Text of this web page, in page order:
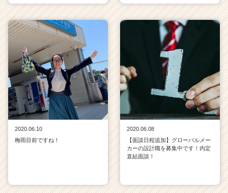
2020.06.10
梅雨目前ですね！
2020.06.08
【面談日程追加】グローバルメー
カーの設計職を募集中です！内定
直結面談！